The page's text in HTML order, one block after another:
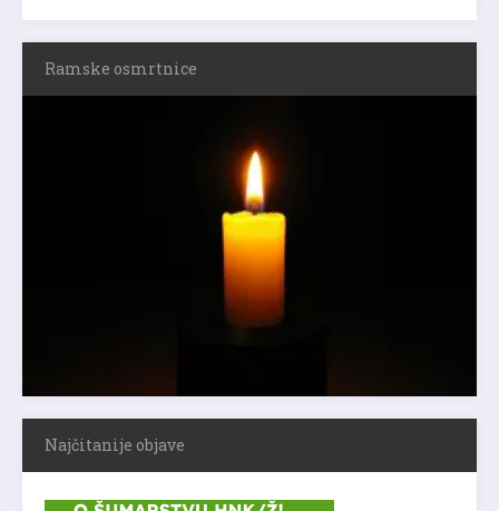
Ramske osmrtnice
Najčitanije objave